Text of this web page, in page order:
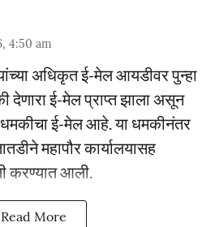
4:50 am
अधिकृत ई-मेल आयडीवर पुन्हा
देणारा ई-मेल प्राप्त झाला असून
धमकीचा ई-मेल आहे. या धमकीनंतर
महापौर कार्यालयासह
करण्यात आली.
Read More